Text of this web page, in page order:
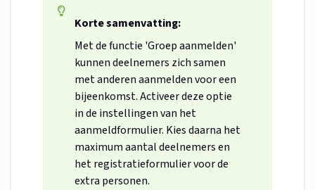
Korte samenvatting:
Met de functie 'Groep aanmelden'
kunnen deelnemers zich samen
met anderen aanmelden voor een
bijeenkomst. Activeer deze optie
in de instellingen van het
aanmeldformulier. Kies daarna het
maximum aantal deelnemers en
het registratieformulier voor de
extra personen.